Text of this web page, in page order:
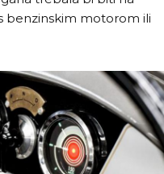
benzinskim motorom ili